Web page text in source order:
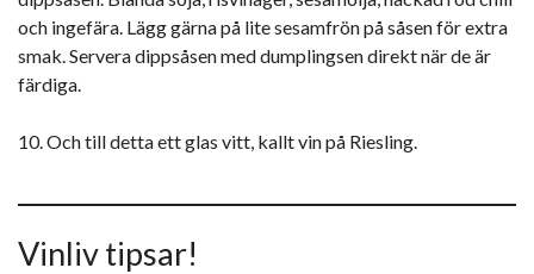
och ingefära. Lägg gärna på lite sesamfrön på såsen för extra
smak. Servera dippsåsen med dumplingsen direkt när de är
färdiga.
10. Och till detta ett glas vitt, kallt vin på Riesling.
Vinliv tipsar!